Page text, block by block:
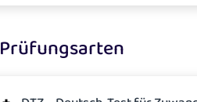
Prüfungsarten